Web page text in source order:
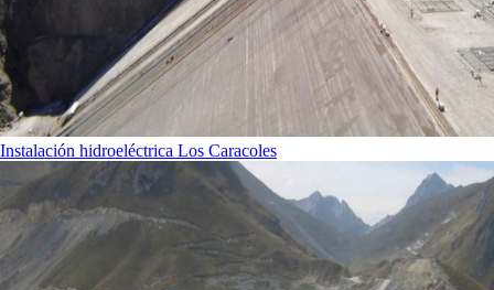
Instalación hidroeléctrica Los Caracoles